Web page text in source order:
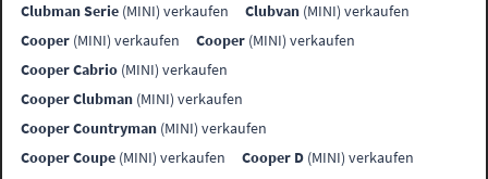
Clubman Serie (MINI) verkaufen Clubvan (MINI) verkaufen
Cooper (MINI) verkaufen Cooper (MINI) verkaufen
Cooper Cabrio (MINI) verkaufen
Cooper Clubman (MINI) verkaufen
Cooper Countryman (MINI) verkaufen
Cooper Coupe (MINI) verkaufen Cooper D (MINI) verkaufen